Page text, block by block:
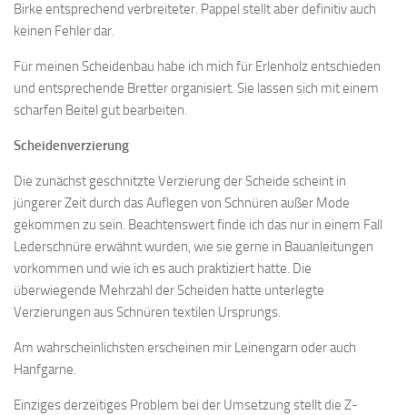
Birke entsprechend verbreiteter. Pappel stellt aber definitiv auch
keinen Fehler dar.
Für meinen Scheidenbau habe ich mich für Erlenholz entschieden
und entsprechende Bretter organisiert. Sie lassen sich mit einem
scharfen Beitel gut bearbeiten.
Scheidenverzierung
Die zunächst geschnitzte Verzierung der Scheide scheint in
jüngerer Zeit durch das Auflegen von Schnüren außer Mode
gekommen zu sein. Beachtenswert finde ich das nur in einem Fall
Lederschnüre erwähnt wurden, wie sie gerne in Bauanleitungen
vorkommen und wie ich es auch praktiziert hatte. Die
überwiegende Mehrzahl der Scheiden hatte unterlegte
Verzierungen aus Schnüren textilen Ursprungs.
Am wahrscheinlichsten erscheinen mir Leinengarn oder auch
Hanfgarne.
Einziges derzeitiges Problem bei der Umsetzung stellt die Z-